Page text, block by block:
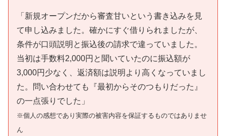
「新規オープンだから審査甘いという書き込みを見
て申し込みました。確かにすぐ借りられましたが、
条件が口頭説明と振込後の請求で違っていました。
当初は手数料2,000円と聞いていたのに振込額が
3,000円少なく、返済額は説明より高くなっていまし
た。問い合わせても『最初からそのつもりだった』
の一点張りでした」
※個人の感想であり実際の被害内容を保証するものではありませ
ん